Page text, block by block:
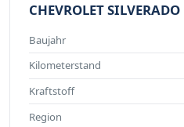
CHEVROLET SILVERADO
Baujahr
Kilometerstand
Kraftstoff
Region